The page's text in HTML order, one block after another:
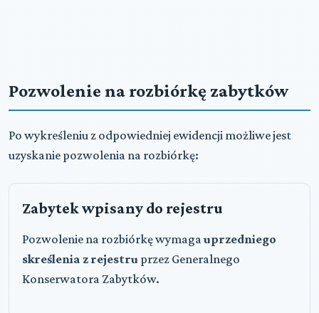
Pozwolenie na rozbiórkę zabytków
Po wykreśleniu z odpowiedniej ewidencji możliwe jest
uzyskanie pozwolenia na rozbiórkę:
Zabytek wpisany do rejestru
Pozwolenie na rozbiórkę wymagauprzedniego
skreślenia z rejestru przez Generalnego
Konserwatora Zabytków.